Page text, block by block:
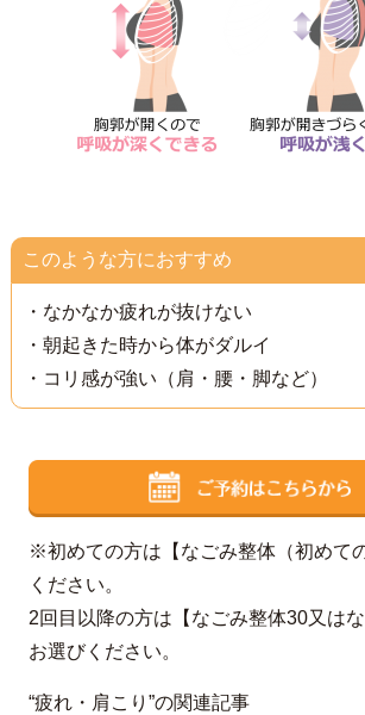
このような方におすすめ
・なかなか疲れが抜けない
・朝起きた時から体がダルイ
・コリ感が強い（肩・腰・脚など）
※初めての方は【なごみ整体（初めて
ください。
2回目以降の方は【なごみ整体30又は
お選びください。
“疲れ・肩こり”の関連記事